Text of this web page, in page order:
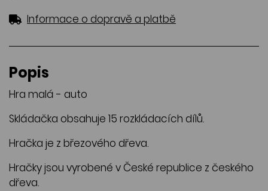
Informace o dopravě a platbě
Popis
Hra malá - auto
Skládačka obsahuje 15 rozkládacích dílů.
Hračka je z březového dřeva.
Hračky jsou vyrobené v České republice z českého
dřeva.